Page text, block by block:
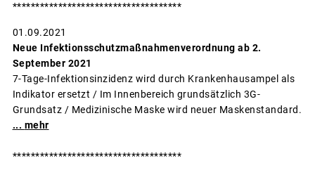
*************************************
01.09.2021
Neue Infektionsschutzmaßnahmenverordnung ab 2.
September 2021
7-Tage-Infektionsinzidenz wird durch Krankenhausampel als
Indikator ersetzt / Im Innenbereich grundsätzlich 3G-
Grundsatz / Medizinische Maske wird neuer Maskenstandard.
... mehr
*************************************